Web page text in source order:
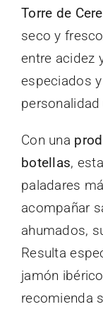
Torre de
seco y
entre acidez
especiados
personalidad
Con una
botellas,
paladares
acompañar
ahumados,
Resulta
jamón
recomienda